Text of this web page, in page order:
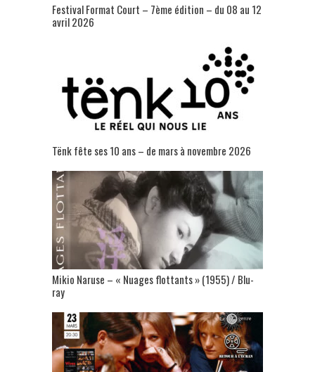
Festival Format Court – 7ème édition – du 08 au 12
avril 2026
Tënk fête ses 10 ans – de mars à novembre 2026
Mikio Naruse – « Nuages flottants » (1955) / Blu-
ray